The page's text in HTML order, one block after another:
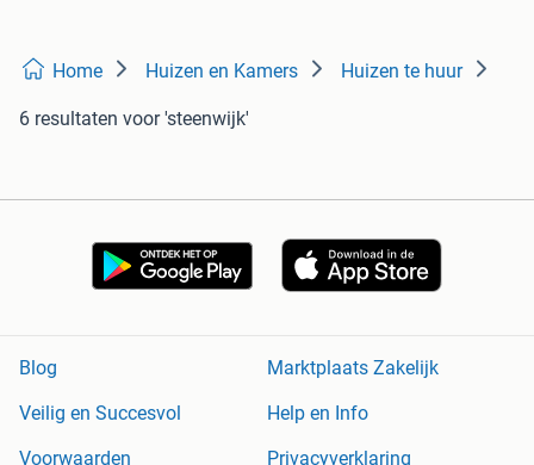
Home Huizen en Kamers Huizen te huur
6 resultaten voor 'steenwijk'
Blog
Marktplaats Zakelijk
Veilig en Succesvol
Help en Info
Voorwaarden
Privacyverklaring